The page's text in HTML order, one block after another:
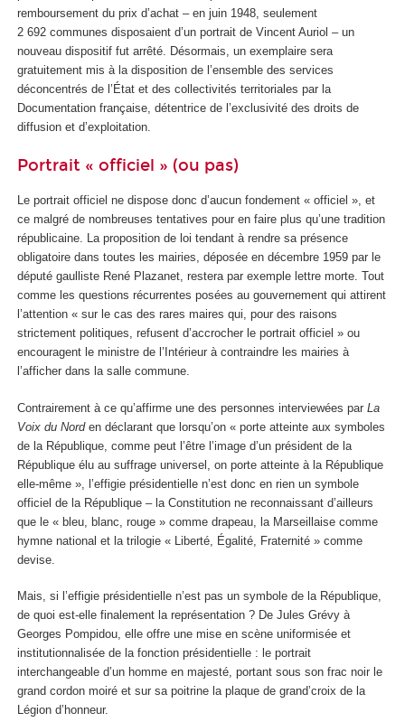
remboursement du prix d’achat – en juin 1948, seulement
2 692 communes disposaient d’un portrait de Vincent Auriol – un
nouveau dispositif fut arrêté. Désormais, un exemplaire sera
gratuitement mis à la disposition de l’ensemble des services
déconcentrés de l’État et des collectivités territoriales par la
Documentation française, détentrice de l’exclusivité des droits de
diffusion et d’exploitation.
Portrait « officiel » (ou pas)
Le portrait officiel ne dispose donc d’aucun fondement « officiel », et
ce malgré de nombreuses tentatives pour en faire plus qu’une tradition
républicaine. La proposition de loi tendant à rendre sa présence
obligatoire dans toutes les mairies, déposée en décembre 1959 par le
député gaulliste René Plazanet, restera par exemple lettre morte. Tout
comme les questions récurrentes posées au gouvernement qui attirent
l’attention « sur le cas des rares maires qui, pour des raisons
strictement politiques, refusent d’accrocher le portrait officiel » ou
encouragent le ministre de l’Intérieur à contraindre les mairies à
l’afficher dans la salle commune.
Contrairement à ce qu’affirme une des personnes interviewées par La
Voix du Norden déclarant que lorsqu’on « porte atteinte aux symboles
de la République, comme peut l’être l’image d’un président de la
République élu au suffrage universel, on porte atteinte à la République
elle-même », l’effigie présidentielle n’est donc en rien un symbole
officiel de la République – la Constitution ne reconnaissant d’ailleurs
que le « bleu, blanc, rouge » comme drapeau, la Marseillaise comme
hymne national et la trilogie « Liberté, Égalité, Fraternité » comme
devise.
Mais, si l’effigie présidentielle n’est pas un symbole de la République,
de quoi est-elle finalement la représentation ? De Jules Grévy à
Georges Pompidou, elle offre une mise en scène uniformisée et
institutionnalisée de la fonction présidentielle : le portrait
interchangeable d’un homme en majesté, portant sous son frac noir le
grand cordon moiré et sur sa poitrine la plaque de grand’croix de la
Légion d’honneur.